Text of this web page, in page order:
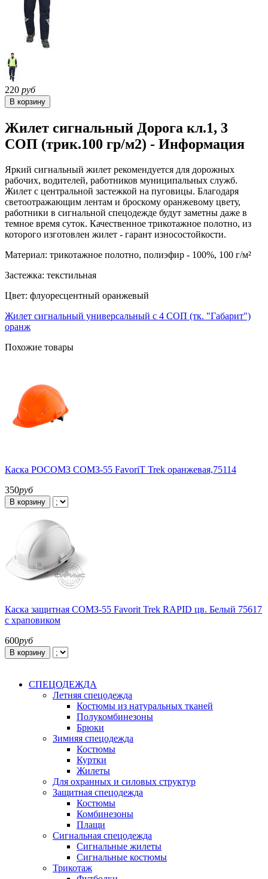
220 руб
Жилет сигнальный Дорога кл.1, 3
СОП (трик.100 гр/м2) - Информация
Яркий сигнальный жилет рекомендуется для дорожных
рабочих, водителей, работников муниципальных служб.
Жилет с центральной застежкой на пуговицы. Благодаря
светоотражающим лентам и броскому оранжевому цвету,
работники в сигнальной спецодежде будут заметны даже в
темное время суток. Качественное трикотажное полотно, из
которого изготовлен жилет - гарант износостойкости.
Материал: трикотажное полотно, полиэфир - 100%, 100 г/м²
Застежка: текстильная
Цвет: флуоресцентный оранжевый
Жилет сигнальный универсальный с 4 СОП (тк. "Габарит")
оранж
Похожие товары
Каска РОСОМЗ СОМЗ-55 FavoriT Trek оранжевая,75114
350руб
В корзину
Каска защитная СОМЗ-55 Favorit Trek RAPID цв. Белый 75617
с храповиком
600руб
В корзину
СПЕЦОДЕЖДА
Летняя спецодежда
Костюмы из натуральных тканей
Полукомбинезоны
Брюки
Зимняя спецодежда
Костюмы
Куртки
Жилеты
Для охранных и силовых структур
Защитная спецодежда
Костюмы
Комбинезоны
Плащи
Сигнальная спецодежда
Сигнальные жилеты
Сигнальные костюмы
Трикотаж